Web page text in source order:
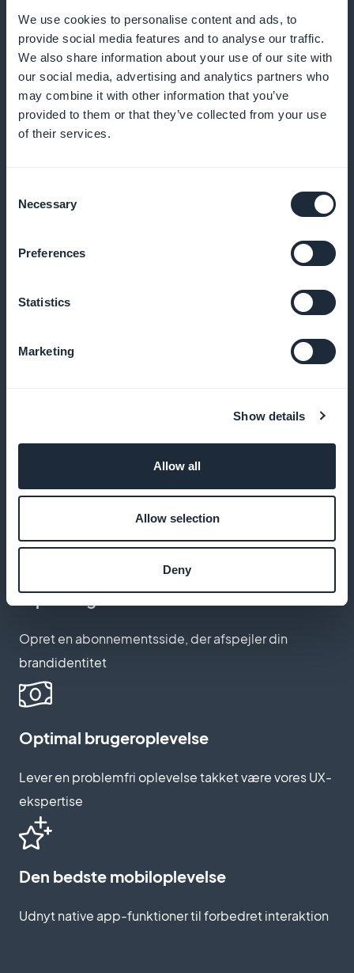
We use cookies to personalise content and ads, to
provide social media features and to analyse our traffic.
We also share information about your use of our site with
our social media, advertising and analytics partners who
may combine it with other information that you’ve
provided to them or that they’ve collected from your use
of their services.
Selection
Necessary
Preferences
Statistics
Marketing
Show details
Allow all
Allow selection
Deny
Og meget mere
Præcis sporing af abonnenter
Udnyt detaljerede analyser til at justere dine tilbud i
Nem promovering i appen
Ingen provision på indtægter
Maksimer din fortjeneste; GoodBarber opkræver
Tilpasning af abonnementer
Opret en abonnementsside, der afspejler din
brandidentitet
Optimal brugeroplevelse
Lever en problemfri oplevelse takket være vores UX-
ekspertise
Den bedste mobiloplevelse
Udnyt native app-funktioner til forbedret interaktion